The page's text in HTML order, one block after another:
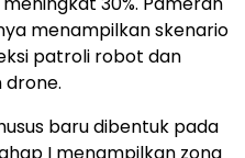
menampilkan skenario
patroli robot dan
baru dibentuk pada
I menampilkan zona